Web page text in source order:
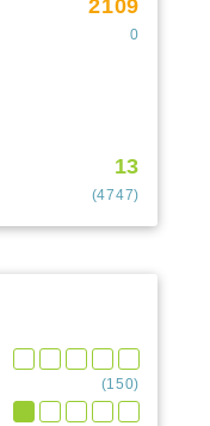
2109
0
13
(4747)
(150)